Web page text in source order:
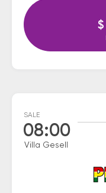
$
SALE
08:00
Villa Gesell